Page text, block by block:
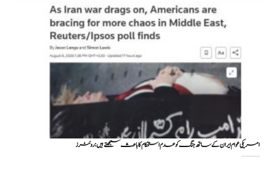
امریکی عوام ایران کے ساتھ جنگ کو عدم استحکام کا باعث سمجھتے ہیں: روئٹرز